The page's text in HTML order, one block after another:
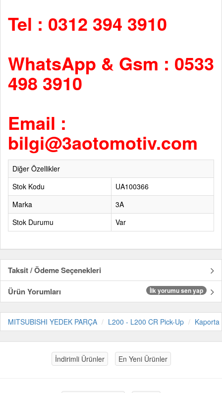
Tel : 0312 394 3910
WhatsApp & Gsm : 0533
498 3910
Email :
bilgi@3aotomotiv.com
Diğer Özellikler
Stok Kodu
UA100366
Marka
3A
Stok Durumu
Var
Taksit / Ödeme Seçenekleri
Ürün Yorumları
İlk yorumu sen yap
MITSUBISHI YEDEK PARÇA L200 - L200 CR Pick-Up Kaporta
İndirimli Ürünler En Yeni Ürünler